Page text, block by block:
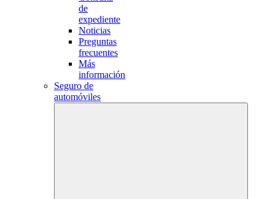
de
expediente
Noticias
Preguntas
frecuentes
Más
información
Seguro de
automóviles